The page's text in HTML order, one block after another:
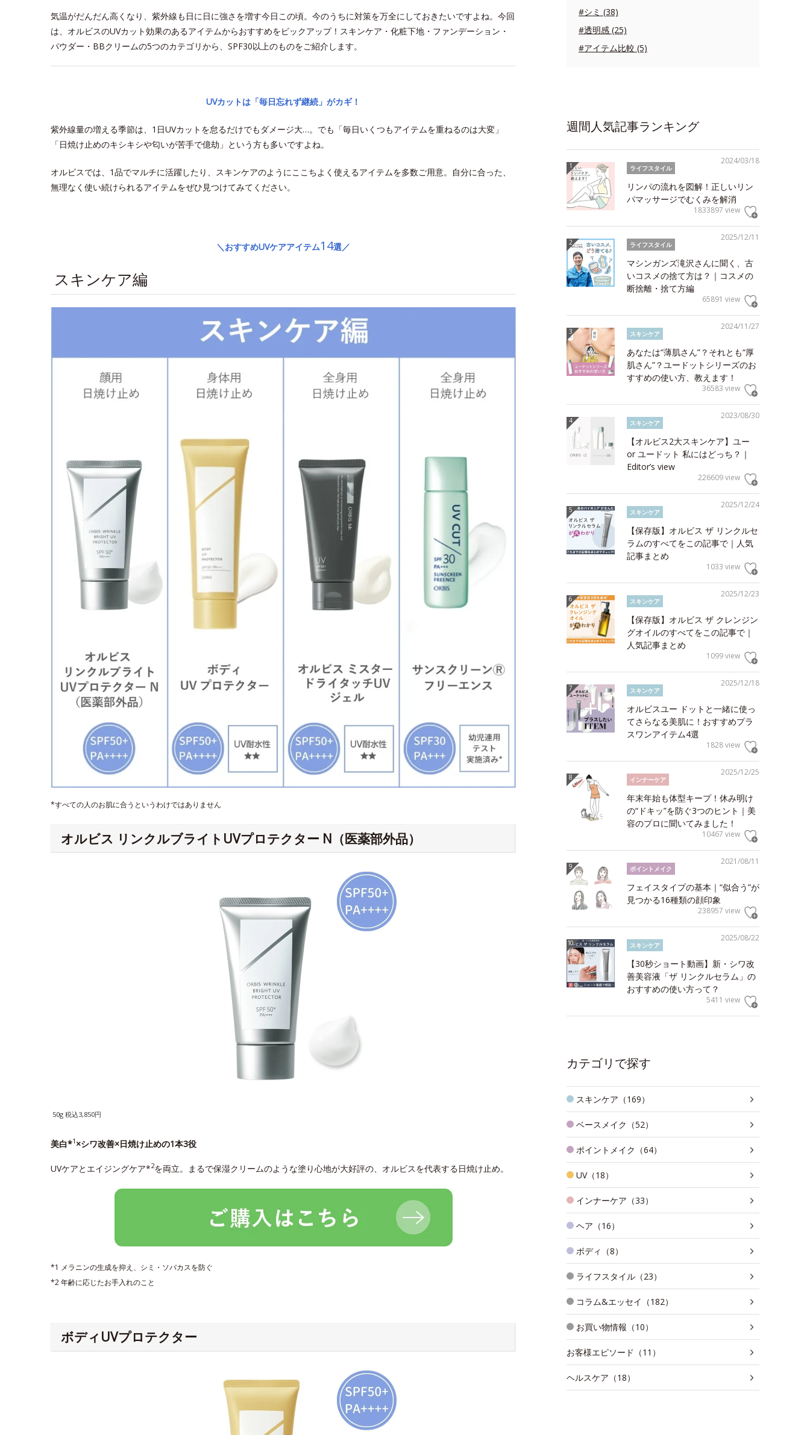
気温がだんだん高くなり、紫外線も日に日に強さを増す今日この頃。今のうちに対策を万全にしておきたいですよね。今回
は、オルビスのUVカット効果のあるアイテムからおすすめをピックアップ！スキンケア・化粧下地・ファンデーション・
パウダー・BBクリームの5つのカテゴリから、SPF30以上のものをご紹介します。
UVカットは「毎日忘れず継続」がカギ！
紫外線量の増える季節は、1日UVカットを怠るだけでもダメージ大…。でも「毎日いくつもアイテムを重ねるのは大変」
「日焼け止めのキシキシや匂いが苦手で億劫」という方も多いですよね。
オルビスでは、1品でマルチに活躍したり、スキンケアのようにここちよく使えるアイテムを多数ご用意。自分に合った、
無理なく使い続けられるアイテムをぜひ見つけてみてください。
＼おすすめUVケアアイテム14選／
スキンケア編
*すべての人のお肌に合うというわけではありません
オルビス リンクルブライトUVプロテクター N（医薬部外品）
50g 税込3,850円
美白*1 ×シワ改善×日焼け止めの1本3役
UVケアとエイジングケア*2を両立。まるで保湿クリームのような塗り心地が大好評の、オルビスを代表する日焼け止め。
*1 メラニンの生成を抑え、シミ・ソバカスを防ぐ
*2 年齢に応じたお手入れのこと
ボディUVプロテクター
#シミ (38)
#透明感 (25)
#アイテム比較 (5)
週間人気記事ランキング
2024/03/18
ライフスタイル
リンパの流れを図解！正しいリン
パマッサージでむくみを解消
1833897 view
2025/12/11
ライフスタイル
マシンガンズ滝沢さんに聞く、古
いコスメの捨て方は？｜コスメの
断捨離・捨て方編
65891 view
2024/11/27
スキンケア
あなたは“薄肌さん”？それとも“厚
肌さん”？ユードットシリーズのお
すすめの使い方、教えます！
36583 view
2023/08/30
スキンケア
【オルビス2大スキンケア】ユー
or ユードット 私にはどっち？｜
Editor’s view
226609 view
2025/12/24
スキンケア
【保存版】オルビス ザ リンクルセ
ラムのすべてをこの記事で｜人気
記事まとめ
1033 view
2025/12/23
スキンケア
【保存版】オルビス ザ クレンジン
グオイルのすべてをこの記事で｜
人気記事まとめ
1099 view
2025/12/18
スキンケア
オルビスユー ドットと一緒に使っ
てさらなる美肌に！おすすめプラ
スワンアイテム4選
1828 view
2025/12/25
インナーケア
年末年始も体型キープ！休み明け
の“ドキッ”を防ぐ3つのヒント｜美
容のプロに聞いてみました！
10467 view
2021/08/11
ポイントメイク
フェイスタイプの基本｜“似合う”が
見つかる16種類の顔印象
238957 view
2025/08/22
スキンケア
【30秒ショート動画】新・シワ改
善美容液「ザ リンクルセラム」の
おすすめの使い方って？
5411 view
カテゴリで探す
スキンケア（169）
ベースメイク（52）
ポイントメイク（64）
UV（18）
インナーケア（33）
ヘア（16）
ボディ（8）
ライフスタイル（23）
コラム&エッセイ（182）
お買い物情報（10）
お客様エピソード（11）
ヘルスケア（18）